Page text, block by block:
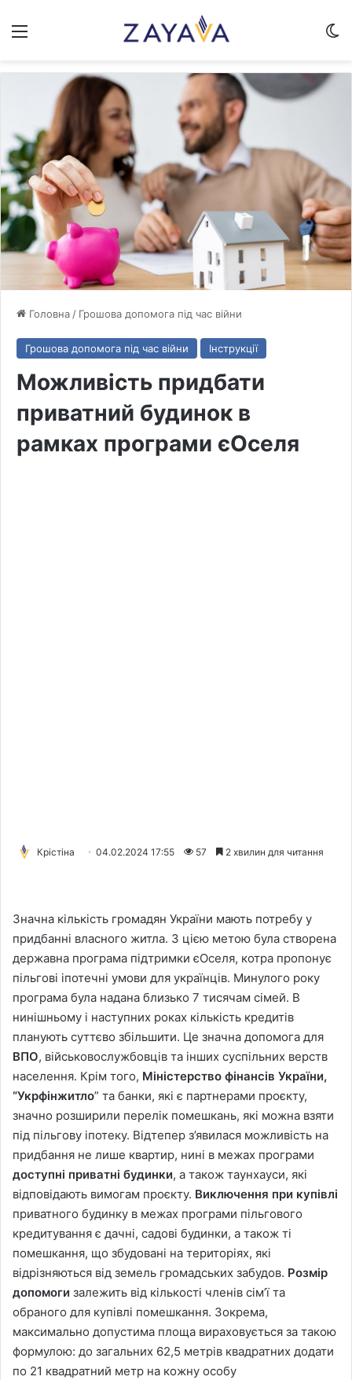
Меню
Головна/ Грошова допомога під час війни
Грошова допомога під час війни Інструкції
Можливість придбати
приватний будинок в
рамках програми єОселя
Крістіна 04.02.2024 17:55 57 2 хвилин для читання
Значна кількість громадян України мають потребу у
придбанні власного житла. З цією метою була створена
державна програма підтримки єОселя, котра пропонує
пільгові іпотечні умови для українців. Минулого року
програма була надана близько 7 тисячам сімей. В
нинішньому і наступних роках кількість кредитів
планують суттєво збільшити. Це значна допомога для
ВПО, військовослужбовців та інших суспільних верств
населення. Крім того, Міністерство фінансів України,
“Укрфінжитло” та банки, які є партнерами проєкту,
значно розширили перелік помешкань, які можна взяти
під пільгову іпотеку. Відтепер з’явилася можливість на
придбання не лише квартир, нині в межах програми
доступні приватні будинки, а також таунхауси, які
відповідають вимогам проєкту. Виключення при купівлі
приватного будинку в межах програми пільгового
кредитування є дачні, садові будинки, а також ті
помешкання, що збудовані на територіях, які
відрізняються від земель громадських забудов. Розмір
допомоги залежить від кількості членів сім’ї та
обраного для купівлі помешкання. Зокрема,
максимально допустима площа вираховується за такою
формулою: до загальних 62,5 метрів квадратних додати
по 21 квадратний метр на кожну особу